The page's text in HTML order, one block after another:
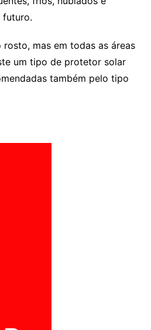
futuro.
mas em todas as áreas
um tipo de protetor solar
também pelo tipo